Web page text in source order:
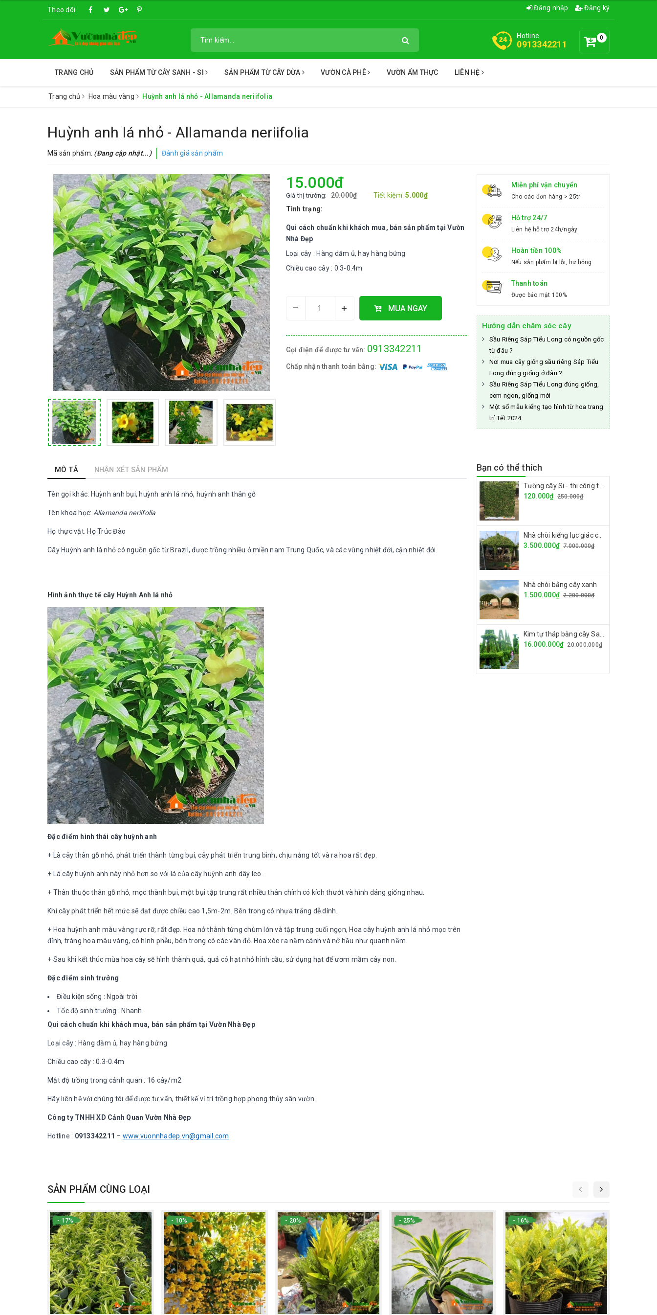
Theo dõi: Đăng nhập Đăng ký
0
Hotline
0913342211
TRANG CHỦ SẢN PHẨM TỪ CÂY SANH - SI SẢN PHẨM TỪ CÂY DỪA VƯỜN CÀ PHÊ VƯỜN ẨM THỰC LIÊN HỆ
Trang chủ Hoa màu vàng Huỳnh anh lá nhỏ - Allamanda neriifolia
Huỳnh anh lá nhỏ - Allamanda neriifolia
Mã sản phẩm: (Đang cập nhật...) Đánh giá sản phẩm
15.000₫
Giá thị trường: 20.000₫ Tiết kiệm:5.000₫
Tình trạng:
Qui cách chuẩn khi khách mua, bán sản phẩm tại Vườn
Nhà Đẹp
Loại cây : Hàng dăm ủ, hay hàng bứng
Chiều cao cây : 0.3-0.4m
– + MUA NGAY
Gọi điện để được tư vấn: 0913342211
Chấp nhận thanh toán bằng:
Miễn phí vận chuyển
Cho các đơn hàng > 25tr
Hỗ trợ 24/7
Liên hệ hỗ trợ 24h/ngày
Hoàn tiền 100%
Nếu sản phẩm bị lỗi, hư hỏng
Thanh toán
Được bảo mật 100%
Hướng dẫn chăm sóc cây
Sầu Riêng Sáp Tiểu Long có nguồn gốc
từ đâu ?
Nơi mua cây giống sầu riêng Sáp Tiểu
Long đúng giống ở đâu ?
Sầu Riêng Sáp Tiểu Long đúng giống,
cơm ngon, giống mới
Một số mẫu kiểng tạo hình từ hoa trang
trí Tết 2024
MÔ TẢ NHẬN XÉT SẢN PHẨM
Tên gọi khác: Huỳnh anh bụi, huỳnh anh lá nhỏ, huỳnh anh thân gỗ
Tên khoa học: Allamanda neriifolia
Họ thực vật: Họ Trúc Đào
Cây Huỳnh anh lá nhỏ có nguồn gốc từ Brazil, được trồng nhiều ở miền nam Trung Quốc, và các vùng nhiệt đới, cận nhiệt đới.
Hình ảnh thực tế cây Huỳnh Anh lá nhỏ
Đặc điểm hình thái cây huỳnh anh
+ Là cây thân gỗ nhỏ, phát triển thành từng bụi, cây phát triển trung bình, chịu nắng tốt và ra hoa rất đẹp.
+ Lá cây huỳnh anh này nhỏ hơn so với lá của cây huỳnh anh dây leo.
+ Thân thuộc thân gỗ nhỏ, mọc thành bụi, một bụi tập trung rất nhiều thân chính có kích thướt và hình dáng giống nhau.
Khi cây phát triển hết mức sẽ đạt được chiều cao 1,5m-2m. Bên trong có nhựa trắng dễ dính.
+ Hoa huỳnh anh màu vàng rực rỡ, rất đẹp. Hoa nở thành từng chùm lớn và tập trung cuối ngọn, Hoa cây huỳnh anh lá nhỏ mọc trên
đỉnh, tràng hoa màu vàng, có hình phễu, bên trong có các vân đỏ. Hoa xòe ra năm cánh và nở hầu như quanh năm.
+ Sau khi kết thúc mùa hoa cây sẽ hình thành quả, quả có hạt nhỏ hình cầu, sử dụng hạt để ươm mầm cây non.
Đặc điểm sinh trưởng
Điều kiện sống : Ngoài trời
Tốc độ sinh trưởng : Nhanh
Qui cách chuẩn khi khách mua, bán sản phẩm tại Vườn Nhà Đẹp
Loại cây : Hàng dăm ủ, hay hàng bứng
Chiều cao cây : 0.3-0.4m
Mật độ trồng trong cảnh quan : 16 cây/m2
Hãy liên hệ với chúng tôi để được tư vấn, thiết kế vị trí trồng hợp phong thủy sân vườn.
Công ty TNHH XD Cảnh Quan Vườn Nhà Đẹp
Hotline : 0913342211 – www.vuonnhadep.vn@gmail.com
Bạn có thể thích
120.000₫ 250.000₫
3.500.000₫ 7.000.000₫
Nhà chòi bằng cây xanh
1.500.000₫ 2.200.000₫
16.000.000₫ 20.000.000₫
SẢN PHẨM CÙNG LOẠI
- 17% - 10% - 20% - 25% - 16%